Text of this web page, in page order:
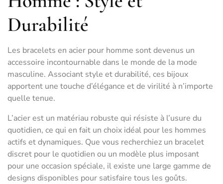
Durabilité
Les bracelets en acier pour homme sont devenus un
accessoire incontournable dans le monde de la mode
masculine. Associant style et durabilité, ces bijoux
apportent une touche d’élégance et de virilité à n’importe
quelle tenue.
L’acier est un matériau robuste qui résiste à l’usure du
quotidien, ce qui en fait un choix idéal pour les hommes
actifs et dynamiques. Que vous recherchiez un bracelet
discret pour le quotidien ou un modèle plus imposant
pour une occasion spéciale, il existe une large gamme de
designs disponibles pour satisfaire tous les goûts.